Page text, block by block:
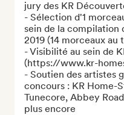
jury des KR
- Sélection d'1
sein de la compilation
2019 (14 morceaux au
- Visibilité au sein de
(https://www.kr-
- Soutien des artistes
concours : KR Home-
Tunecore, Abbey
plus encore